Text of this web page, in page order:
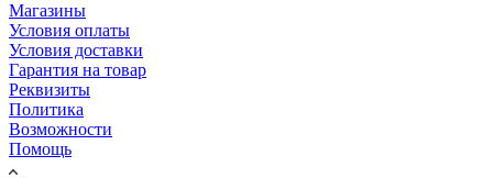
Магазины
Условия оплаты
Условия доставки
Гарантия на товар
Реквизиты
Политика
Возможности
Помощь